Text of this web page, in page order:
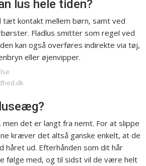
lus hele tiden?
kontakt mellem børn, samt ved
Fladlus smitter som regel ved
kan også overføres indirekte via tøj,
eller øjenvipper.
men det er langt fra nemt. For at slippe
kræver det altså ganske enkelt, at de
håret ud. Efterhånden som dit hår
følge med, og til sidst vil de være helt